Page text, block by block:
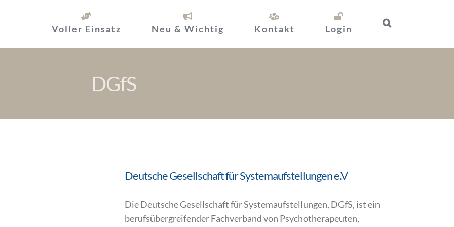
Voller Einsatz Neu & Wichtig Kontakt Login
DGfS
Deutsche Gesellschaft für Systemaufstellungen e.V
Die Deutsche Gesellschaft für Systemaufstellungen, DGfS, ist ein
berufsübergreifender Fachverband von Psychotherapeuten,